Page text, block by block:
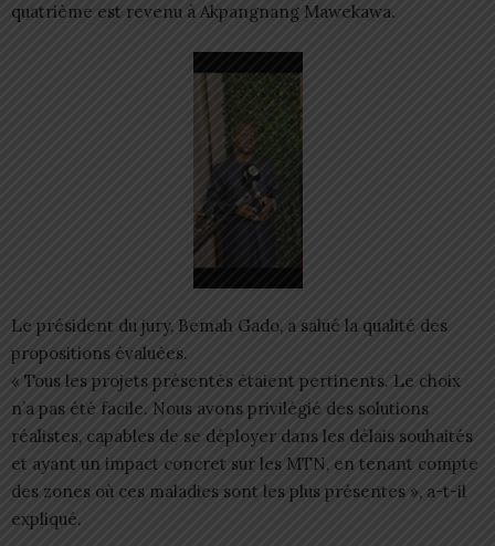
quatrième est revenu à Akpangnang Mawekawa.
Le président du jury, Bemah Gado, a salué la qualité des
propositions évaluées.
« Tous les projets présentés étaient pertinents. Le choix
n’a pas été facile. Nous avons privilégié des solutions
réalistes, capables de se déployer dans les délais souhaités
et ayant un impact concret sur les MTN, en tenant compte
des zones où ces maladies sont les plus présentes », a-t-il
expliqué.